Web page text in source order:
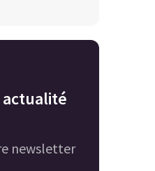
actualité
newsletter